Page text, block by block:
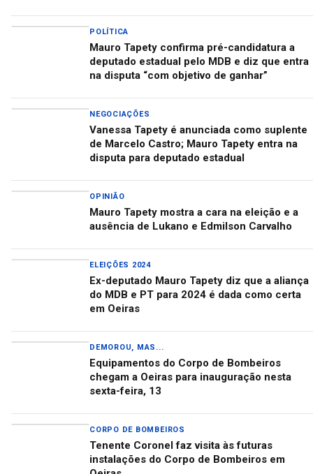
POLÍTICA
Mauro Tapety confirma pré-candidatura a
deputado estadual pelo MDB e diz que entra
na disputa “com objetivo de ganhar”
NEGOCIAÇÕES
Vanessa Tapety é anunciada como suplente
de Marcelo Castro; Mauro Tapety entra na
disputa para deputado estadual
OPINIÃO
Mauro Tapety mostra a cara na eleição e a
ausência de Lukano e Edmilson Carvalho
ELEIÇÕES 2024
Ex-deputado Mauro Tapety diz que a aliança
do MDB e PT para 2024 é dada como certa
em Oeiras
DEMOROU, MAS...
Equipamentos do Corpo de Bombeiros
chegam a Oeiras para inauguração nesta
sexta-feira, 13
CORPO DE BOMBEIROS
Tenente Coronel faz visita às futuras
instalações do Corpo de Bombeiros em